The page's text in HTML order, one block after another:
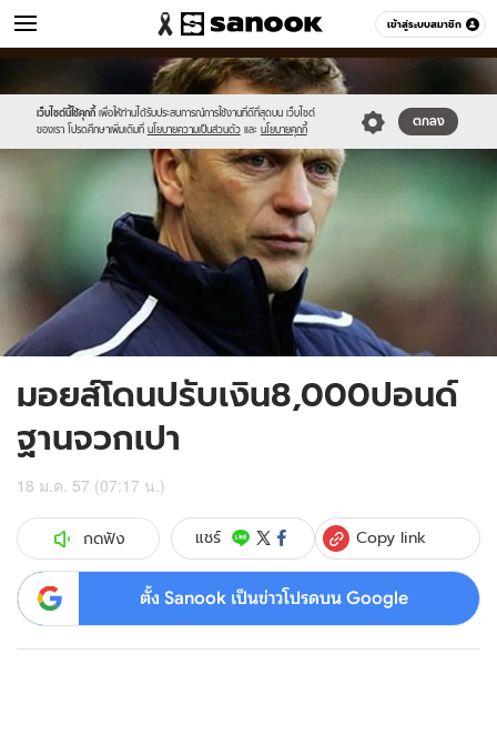
เข้าสู่ระบบสมาชิก
ข่าว หมวดอื่นๆ
เว็บไซต์นี้ใช้คุกกี้ เพื่อให้ท่านได้รับประสบการณ์การใช้งานที่ดีที่สุดบน เว็บไซต์
ของเรา โปรดศึกษาเพิ่มเติมที่ นโยบายความเป็นส่วนตัว และ นโยบายคุกกี้
ตกลง
//s.isanook.com/sr/0/images/logo-
new-
sanook.png
//s.isanook.com/ns/0/ud/279/1395867/509798-
01.jpg
มอยส์โดนปรับเงิน8,000ปอนด์
ฐานจวกเปา
18 ม.ค. 57 (07:17 น.)
กดฟัง แชร์ Copy link
ตั้ง Sanook เป็นข่าวโปรดบน Google